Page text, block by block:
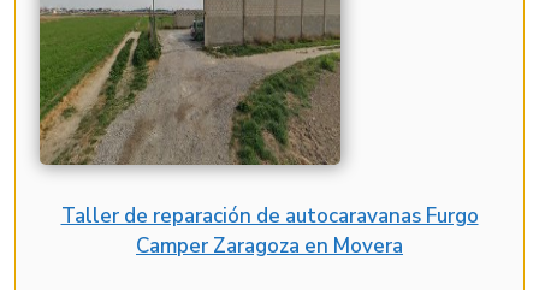
Taller de reparación de autocaravanas Furgo
Camper Zaragoza en Movera